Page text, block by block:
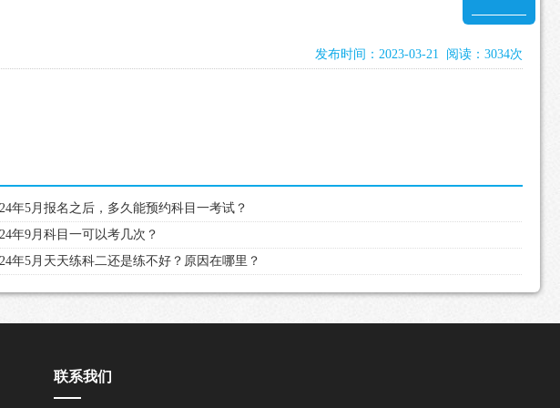
发布时间：2023-03-21 阅读：3034次
年5月报名之后，多久能预约科目一考试？
年9月科目一可以考几次？
年5月天天练科二还是练不好？原因在哪里？
联系我们